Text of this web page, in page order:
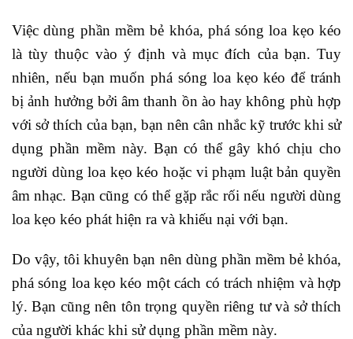
Việc dùng phần mềm bẻ khóa, phá sóng loa kẹo kéo
là tùy thuộc vào ý định và mục đích của bạn. Tuy
nhiên, nếu bạn muốn phá sóng loa kẹo kéo để tránh
bị ảnh hưởng bởi âm thanh ồn ào hay không phù hợp
với sở thích của bạn, bạn nên cân nhắc kỹ trước khi sử
dụng phần mềm này. Bạn có thể gây khó chịu cho
người dùng loa kẹo kéo hoặc vi phạm luật bản quyền
âm nhạc. Bạn cũng có thể gặp rắc rối nếu người dùng
loa kẹo kéo phát hiện ra và khiếu nại với bạn.
Do vậy, tôi khuyên bạn nên dùng phần mềm bẻ khóa,
phá sóng loa kẹo kéo một cách có trách nhiệm và hợp
lý. Bạn cũng nên tôn trọng quyền riêng tư và sở thích
của người khác khi sử dụng phần mềm này.